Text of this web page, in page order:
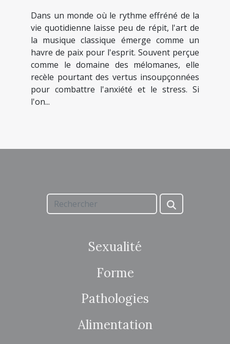
Dans un monde où le rythme effréné de la
vie quotidienne laisse peu de répit, l'art de
la musique classique émerge comme un
havre de paix pour l'esprit. Souvent perçue
comme le domaine des mélomanes, elle
recèle pourtant des vertus insoupçonnées
pour combattre l'anxiété et le stress. Si
l'on...
Sexualité
Forme
Pathologies
Alimentation